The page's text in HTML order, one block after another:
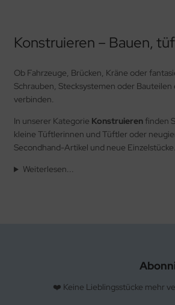
Konstruieren – Bauen,
Ob Fahrzeuge, Brücken, Kräne oder
Schrauben, Stecksystemen oder
verbinden.
In unserer Kategorie Konstruierenfinden
kleine Tüftlerinnen und Tüftler oder
Secondhand-Artikel und neue Einzelstücke.
Weiterlesen...
❤️ Keine Lieblingsstücke mehr